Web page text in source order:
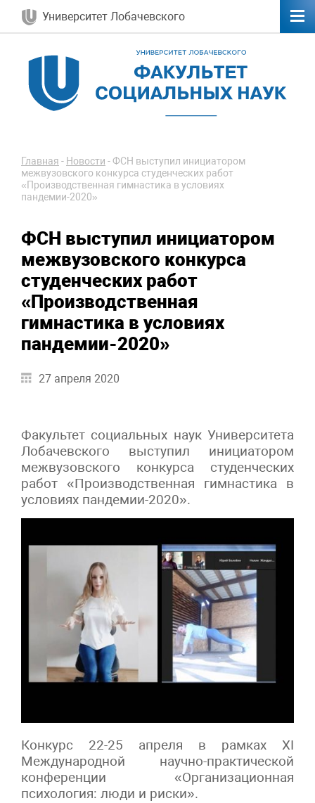
Университет Лобачевского
Главная - Новости -ФСН выступил инициатором
межвузовского конкурса студенческих работ
«Производственная гимнастика в условиях
пандемии-2020»
ФСН выступил инициатором
межвузовского конкурса
студенческих работ
«Производственная
гимнастика в условиях
пандемии-2020»
27 апреля 2020
Факультет социальных наук Университета
Лобачевского выступил инициатором
межвузовского конкурса студенческих
работ «Производственная гимнастика в
условиях пандемии-2020».
Конкурс 22-25 апреля в рамках XI
Международной научно-практической
конференции «Организационная
психология: люди и риски».